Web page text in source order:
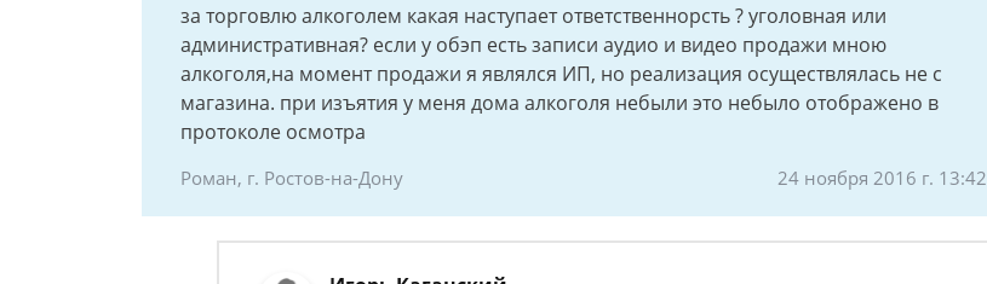
за торговлю алкоголем какая наступает ответственнорсть ? уголовная или
административная? если у обэп есть записи аудио и видео продажи мною
алкоголя,на момент продажи я являлся ИП, но реализация осуществлялась не с
магазина. при изъятия у меня дома алкоголя небыли это небыло отображено в
протоколе осмотра
Роман, г. Ростов-на-Дону 24 ноября 2016 г. 13:42